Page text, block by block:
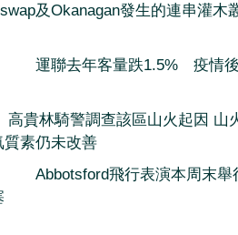
及Okanagan發生的連串灌木
運聯去年客量跌1.5% 疫情
高貴林騎警調查該區山火起因 山
素仍未改善
Abbotsford飛行表演本周末